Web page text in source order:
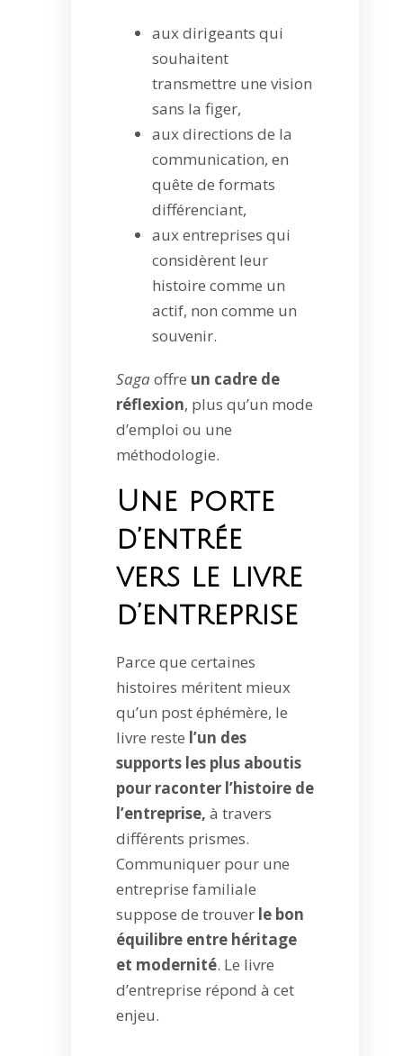
aux dirigeants qui
souhaitent
transmettre une vision
sans la figer,
aux directions de la
communication, en
quête de formats
différenciant,
aux entreprises qui
considèrent leur
histoire comme un
actif, non comme un
souvenir.
Sagaoffre un cadre de
réflexion, plus qu’un mode
d’emploi ou une
méthodologie.
Une porte
d’entrée
vers le livre
d’entreprise
Parce que certaines
histoires méritent mieux
qu’un post éphémère, le
livre reste l’un des
supports les plus aboutis
pour raconter l’histoire de
l’entreprise, à travers
différents prismes.
Communiquer pour une
entreprise familiale
suppose de trouver le bon
équilibre entre héritage
et modernité. Le livre
d’entreprise répond à cet
enjeu.